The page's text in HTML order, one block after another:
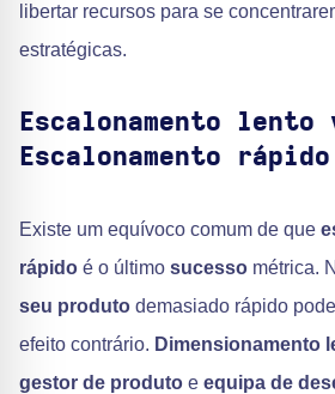
libertar recursos para se
estratégicas.
Escalonamento lento
Escalonamento rápido
Existe um equívoco comum de que
rápido é o último sucesso métrica.
seu produto demasiado rápido
efeito contrário. Dimensionamento
gestor de produto e equipa de